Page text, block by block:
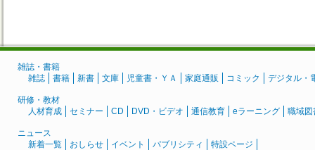
雑誌・書籍
雑誌
書籍 新書 文庫 児童書・ＹＡ 家庭通販 コミック デジタル・
研修・教材
人材育成
セミナー CD DVD・ビデオ 通信教育 eラーニング 職域図
ニュース
新着一覧
おしらせ イベント パブリシティ 特設ページ